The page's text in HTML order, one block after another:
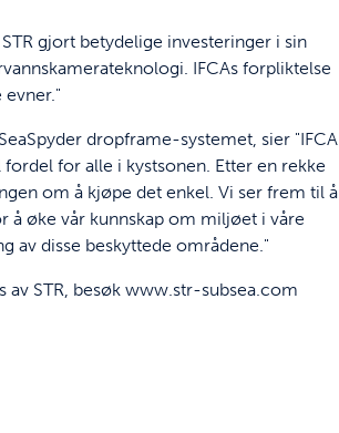
gjort betydelige investeringer i sin
IFCAs forpliktelse
dropframe-systemet, sier "IFCA
for alle i kystsonen. Etter en rekke
om å kjøpe det enkel. Vi ser frem til å
å øke vår kunnskap om miljøet i våre
av disse beskyttede områdene."
STR, besøk www.str-subsea.com